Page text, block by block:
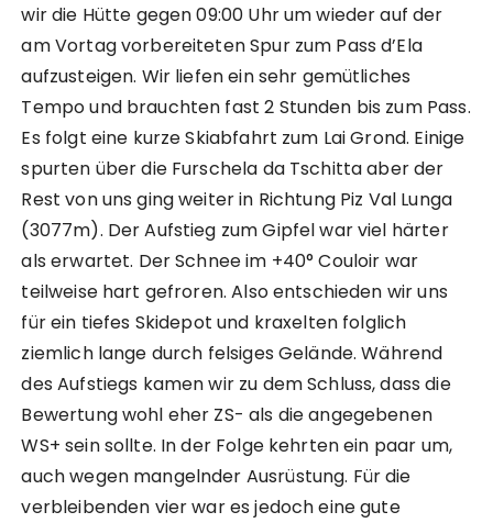
wir die Hütte gegen 09:00 Uhr um wieder auf der
am Vortag vorbereiteten Spur zum Pass d’Ela
aufzusteigen. Wir liefen ein sehr gemütliches
Tempo und brauchten fast 2 Stunden bis zum Pass.
Es folgt eine kurze Skiabfahrt zum Lai Grond. Einige
spurten über die Furschela da Tschitta aber der
Rest von uns ging weiter in Richtung Piz Val Lunga
(3077m). Der Aufstieg zum Gipfel war viel härter
als erwartet. Der Schnee im +40° Couloir war
teilweise hart gefroren. Also entschieden wir uns
für ein tiefes Skidepot und kraxelten folglich
ziemlich lange durch felsiges Gelände. Während
des Aufstiegs kamen wir zu dem Schluss, dass die
Bewertung wohl eher ZS- als die angegebenen
WS+ sein sollte. In der Folge kehrten ein paar um,
auch wegen mangelnder Ausrüstung. Für die
verbleibenden vier war es jedoch eine gute